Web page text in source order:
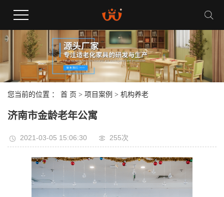
您当前的位置 ： 首 页 > 项目案例 > 机构养老
济南市金龄老年公寓
2021-03-05 15:06:30 255次